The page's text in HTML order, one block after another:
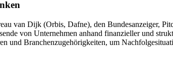
van Dijk (Orbis, Dafne), den Bundesanzeiger,
von Unternehmen anhand finanzieller und
und Branchenzugehörigkeiten, um